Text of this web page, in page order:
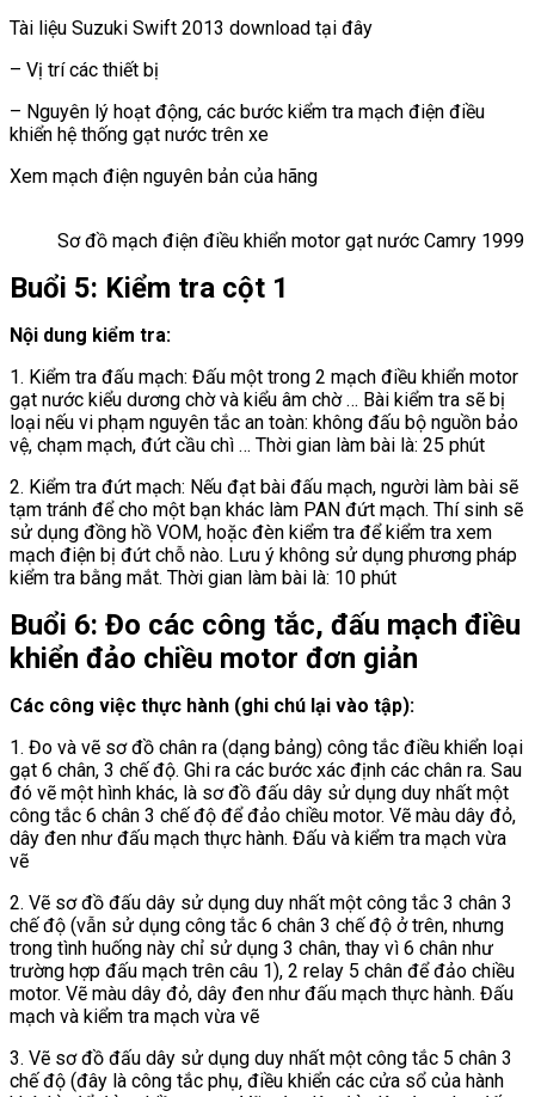
Tài liệu Suzuki Swift 2013 download tại đây
– Vị trí các thiết bị
– Nguyên lý hoạt động, các bước kiểm tra mạch điện điều
khiển hệ thống gạt nước trên xe
Xem mạch điện nguyên bản của hãng
Sơ đồ mạch điện điều khiển motor gạt nước Camry 1999
Buổi 5: Kiểm tra cột 1
Nội dung kiểm tra:
1. Kiểm tra đấu mạch: Đấu một trong 2 mạch điều khiển motor
gạt nước kiểu dương chờ và kiểu âm chờ … Bài kiểm tra sẽ bị
loại nếu vi phạm nguyên tắc an toàn: không đấu bộ nguồn bảo
vệ, chạm mạch, đứt cầu chì … Thời gian làm bài là: 25 phút
2. Kiểm tra đứt mạch: Nếu đạt bài đấu mạch, người làm bài sẽ
tạm tránh để cho một bạn khác làm PAN đứt mạch. Thí sinh sẽ
sử dụng đồng hồ VOM, hoặc đèn kiểm tra để kiểm tra xem
mạch điện bị đứt chỗ nào. Lưu ý không sử dụng phương pháp
kiểm tra bằng mắt. Thời gian làm bài là: 10 phút
Buổi 6: Đo các công tắc, đấu mạch điều
khiển đảo chiều motor đơn giản
Các công việc thực hành (ghi chú lại vào tập):
1. Đo và vẽ sơ đồ chân ra (dạng bảng) công tắc điều khiển loại
gạt 6 chân, 3 chế độ. Ghi ra các bước xác định các chân ra. Sau
đó vẽ một hình khác, là sơ đồ đấu dây sử dụng duy nhất một
công tắc 6 chân 3 chế độ để đảo chiều motor. Vẽ màu dây đỏ,
dây đen như đấu mạch thực hành. Đấu và kiểm tra mạch vừa
vẽ
2. Vẽ sơ đồ đấu dây sử dụng duy nhất một công tắc 3 chân 3
chế độ (vẫn sử dụng công tắc 6 chân 3 chế độ ở trên, nhưng
trong tình huống này chỉ sử dụng 3 chân, thay vì 6 chân như
trường hợp đấu mạch trên câu 1), 2 relay 5 chân để đảo chiều
motor. Vẽ màu dây đỏ, dây đen như đấu mạch thực hành. Đấu
mạch và kiểm tra mạch vừa vẽ
3. Vẽ sơ đồ đấu dây sử dụng duy nhất một công tắc 5 chân 3
chế độ (đây là công tắc phụ, điều khiển các cửa sổ của hành